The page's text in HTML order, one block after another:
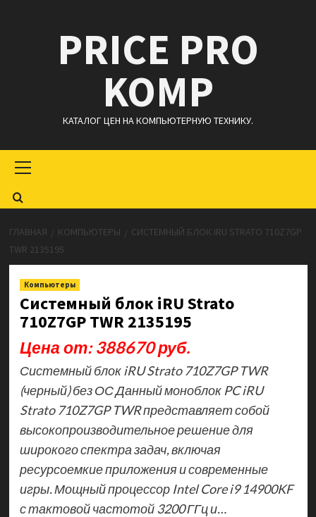
содержимомуPRICE PRO
KOMP
КАТАЛОГ ЦЕН НА КОМПЬЮТЕРНУЮ ТЕХНИКУ.
меню
ГЛАВНАЯ КОМПЬЮТЕРЫ
СИСТЕМНЫЙ БЛОК IRU STRATO 710Z7GP
TWR 2135195
Компьютеры
Системный блок iRU Strato
710Z7GP TWR 2135195
Цена от: 388670 руб.
Системный блок iRU Strato 710Z7GP TWR
(черный) без ОС Данный моноблок PC iRU
Strato 710Z7GP TWR представляет собой
высокопроизводительное решение для
широкого спектра задач, включая
ресурсоемкие приложения и современные
игры. Мощный процессор Intel Core i9 14900KF
с тактовой частотой 3200 ГГц и…